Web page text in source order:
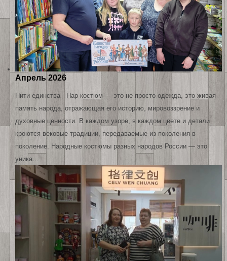
Апрель 2026
Нити единства Нар костюм — это не просто одежда, это живая
память народа, отражающая его историю, мировоззрение и
духовные ценности. В каждом узоре, в каждом цвете и детали
кроются вековые традиции, передаваемые из поколения в
поколение. Народные костюмы разных народов России — это
уника…